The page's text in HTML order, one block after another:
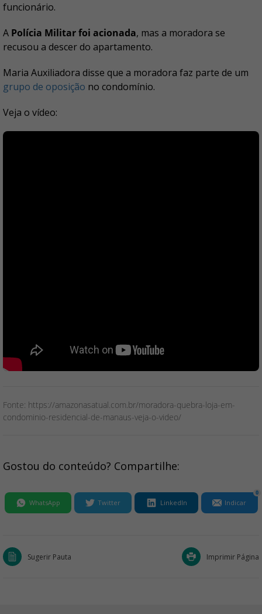
funcionário.
A Polícia Militar foi acionada, mas a moradora se
recusou a descer do apartamento.
Maria Auxiliadora disse que a moradora faz parte de um
grupo de oposição no condomínio.
Veja o vídeo:
Fonte: https://amazonasatual.com.br/moradora-quebra-loja-em-
condominio-residencial-de-manaus-veja-o-video/
Gostou do conteúdo? Compartilhe:
WhatsApp Twitter LinkedIn Indicar
0
Sugerir Pauta Imprimir Página